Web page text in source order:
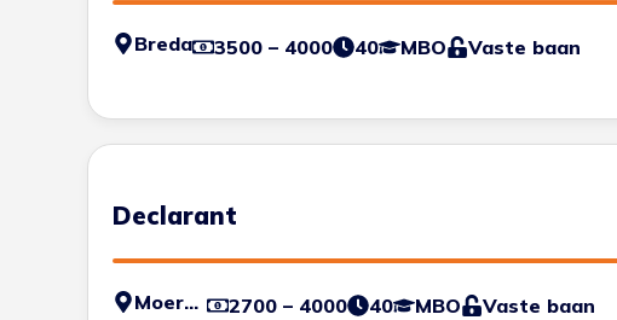
Breda 3500 – 4000 40 MBO Vaste baan
Declarant
Moerdijk 2700 – 4000 40 MBO Vaste baan